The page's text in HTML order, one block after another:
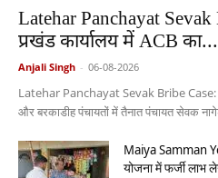
Latehar Panchayat
प्रखंड कार्यालय में ACB का...
Anjali Singh - 06-08-2026
Latehar Panchayat Sevak Bribe Case:
और बरकाडीह पंचायतों में तैनात पंचायत सेवक
Maiya Samman
योजना में फर्जी लाभ